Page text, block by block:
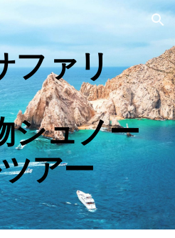
Skip to navigation
ファリ
シュノー
アー